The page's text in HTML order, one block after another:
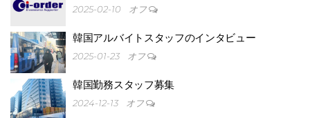
2025-02-10 オフ
韓国アルバイトスタッフのインタビュー
2025-01-23 オフ
韓国勤務スタッフ募集
2024-12-13 オフ